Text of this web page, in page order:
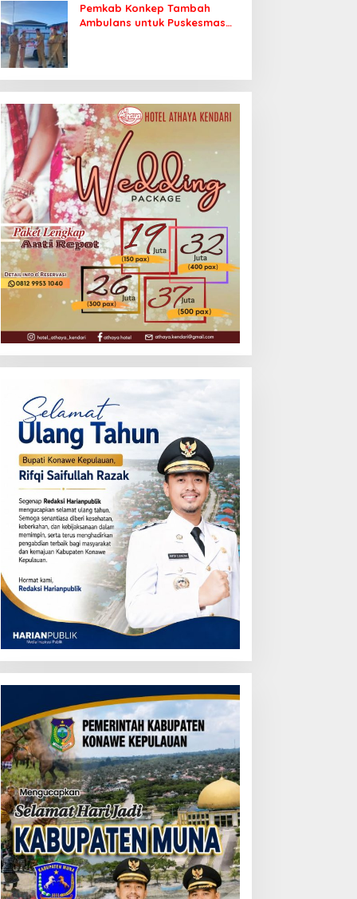
Pemkab Konkep Tambah
Ambulans untuk Puskesmas